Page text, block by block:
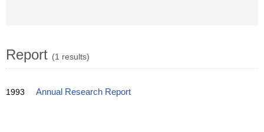
Report (1 results)
1993 Annual Research Report